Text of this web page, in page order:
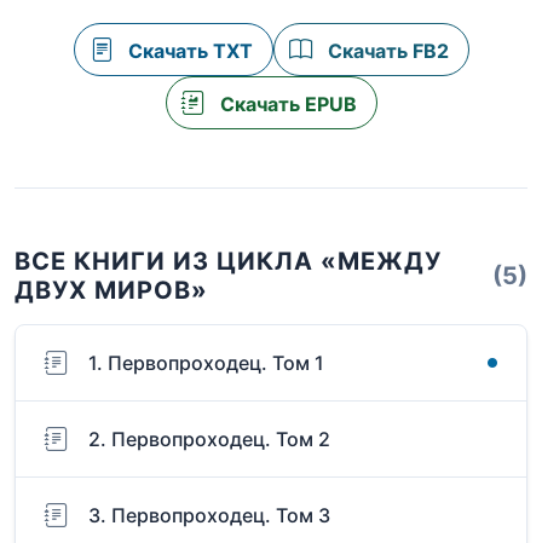
Скачать TXT Скачать FB2
Скачать EPUB
ВСЕ КНИГИ ИЗ ЦИКЛА «МЕЖДУ
ДВУХ МИРОВ»
(5)
1. Первопроходец. Том 1
2. Первопроходец. Том 2
3. Первопроходец. Том 3